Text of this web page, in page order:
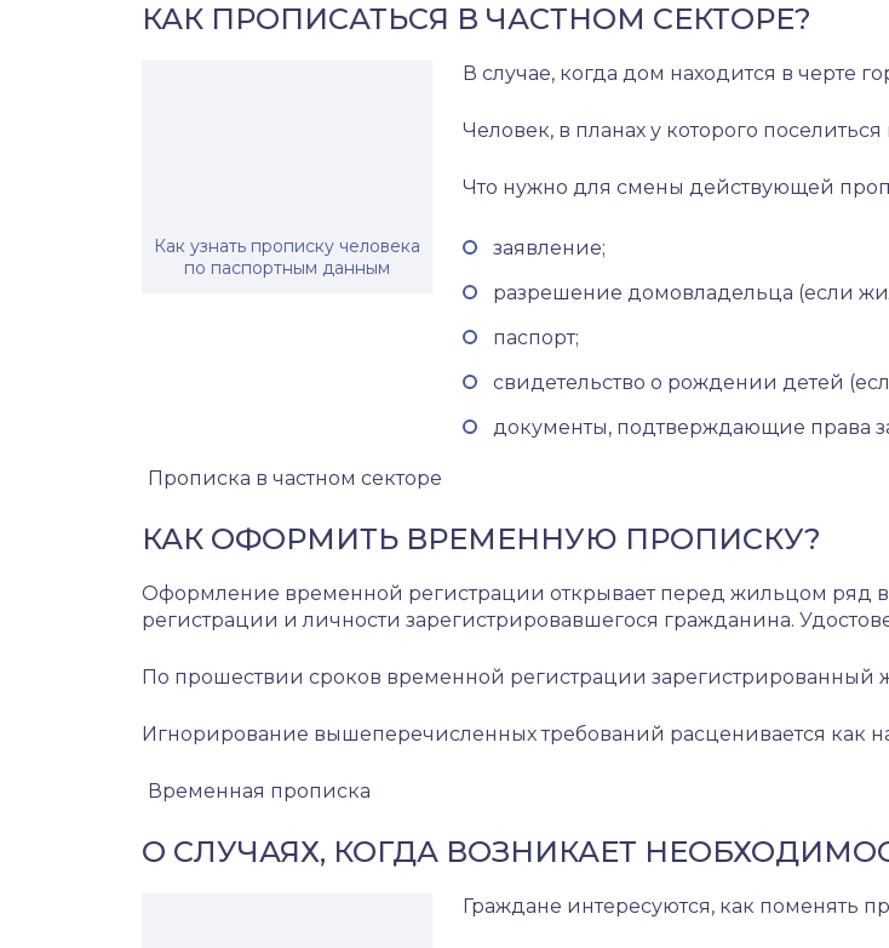
КАК ПРОПИСАТЬСЯ В ЧАСТНОМ СЕКТОРЕ?
Как узнать прописку человека
по паспортным данным
В случае, когда дом находится в черте
Человек, в планах у которого
Что нужно для смены действующей
заявление;
разрешение домовладельца (если
паспорт;
свидетельство о рождении детей
документы, подтверждающие права
Прописка в частном секторе
КАК ОФОРМИТЬ ВРЕМЕННУЮ ПРОПИСКУ?
Оформление временной регистрации открывает перед жильцом ряд
регистрации и личности зарегистрировавшегося гражданина.
По прошествии сроков временной регистрации зарегистрированный
Игнорирование вышеперечисленных требований расценивается как
Временная прописка
О СЛУЧАЯХ, КОГДА ВОЗНИКАЕТ
Граждане интересуются, как поменять